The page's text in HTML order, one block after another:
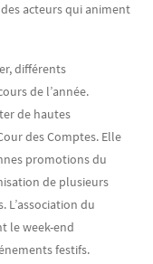
acteurs qui animent
différents
de l’année.
de hautes
des Comptes. Elle
promotions du
de plusieurs
L’association du
le week-end
festifs.